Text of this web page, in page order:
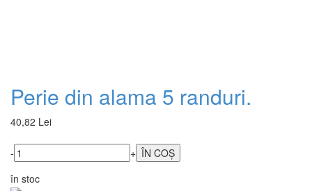
Perie din alama 5 randuri.
40,82 Lei
-
+
în stoc